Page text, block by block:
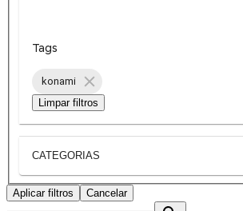
Tags
konami
Limpar filtros
CATEGORIAS
Aplicar filtros Cancelar